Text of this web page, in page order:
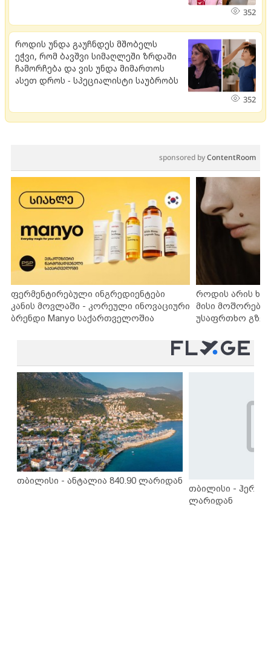
352
როდის უნდა გაუჩნდეს მშობელს
ეჭვი, რომ ბავშვი სიმაღლეში ზრდაში
ჩამორჩება და ვის უნდა მიმართოს
ასეთ დროს - სპეციალისტი საუბრობს
352
sponsored byContentRoom
ფერმენტირებული ინგრედიენტები
კანის მოვლაში - კორეული ინოვაციური
ბრენდი Manyo საქართველოშია
როდის არის
მისი
უსაფრთხო
თბილისი - ანტალია 840.90 ლარიდან
თბილისი -
ლარიდან